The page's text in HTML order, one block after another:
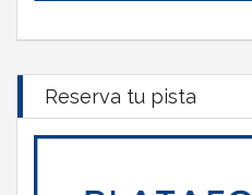
Reserva tu pista